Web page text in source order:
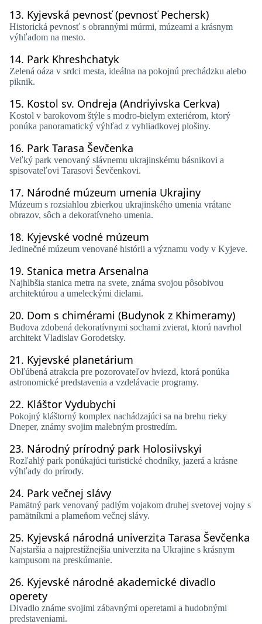
13. Kyjevská pevnosť (pevnosť Pechersk)
Historická pevnosť s obrannými múrmi, múzeami a krásnym
výhľadom na mesto.
14. Park Khreshchatyk
Zelená oáza v srdci mesta, ideálna na pokojnú prechádzku alebo
piknik.
15. Kostol sv. Ondreja (Andriyivska Cerkva)
Kostol v barokovom štýle s modro-bielym exteriérom, ktorý
ponúka panoramatický výhľad z vyhliadkovej plošiny.
16. Park Tarasa Ševčenka
Veľký park venovaný slávnemu ukrajinskému básnikovi a
spisovateľovi Tarasovi Ševčenkovi.
17. Národné múzeum umenia Ukrajiny
Múzeum s rozsiahlou zbierkou ukrajinského umenia vrátane
obrazov, sôch a dekoratívneho umenia.
18. Kyjevské vodné múzeum
Jedinečné múzeum venované histórii a významu vody v Kyjeve.
19. Stanica metra Arsenalna
Najhlbšia stanica metra na svete, známa svojou pôsobivou
architektúrou a umeleckými dielami.
20. Dom s chimérami (Budynok z Khimeramy)
Budova zdobená dekoratívnymi sochami zvierat, ktorú navrhol
architekt Vladislav Gorodetsky.
21. Kyjevské planetárium
Obľúbená atrakcia pre pozorovateľov hviezd, ktorá ponúka
astronomické predstavenia a vzdelávacie programy.
22. Kláštor Vydubychi
Pokojný kláštorný komplex nachádzajúci sa na brehu rieky
Dneper, známy svojim malebným prostredím.
23. Národný prírodný park Holosiivskyi
Rozľahlý park ponúkajúci turistické chodníky, jazerá a krásne
výhľady do prírody.
24. Park večnej slávy
Pamätný park venovaný padlým vojakom druhej svetovej vojny s
pamätníkmi a plameňom večnej slávy.
25. Kyjevská národná univerzita Tarasa Ševčenka
Najstaršia a najprestížnejšia univerzita na Ukrajine s krásnym
kampusom na preskúmanie.
26. Kyjevské národné akademické divadlo
operety
Divadlo známe svojimi zábavnými operetami a hudobnými
predstaveniami.